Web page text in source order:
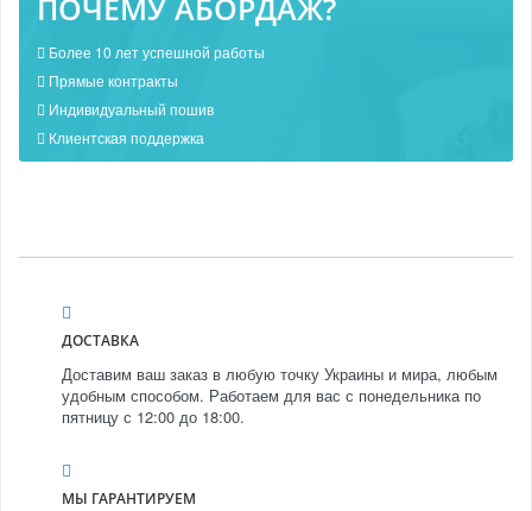
ПОЧЕМУ АБОРДАЖ?
Более 10 лет успешной работы
Прямые контракты
Индивидуальный пошив
Клиентская поддержка
ДОСТАВКА
Доставим ваш заказ в любую точку Украины и мира, любым
удобным способом. Работаем для вас с понедельника по
пятницу с 12:00 до 18:00.
МЫ ГАРАНТИРУЕМ